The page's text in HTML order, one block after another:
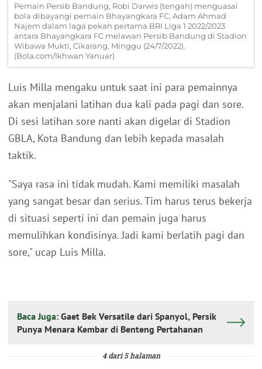
Pemain Persib Bandung, Robi Darwis (tengah) menguasai
bola dibayangi pemain Bhayangkara FC, Adam Ahmad
Najem dalam laga pekan pertama BRI Liga 1 2022/2023
antara Bhayangkara FC melawan Persib Bandung di Stadion
Wibawa Mukti, Cikarang, Minggu (24/7/2022).
(Bola.com/Ikhwan Yanuar)
Luis Milla mengaku untuk saat ini para pemainnya
akan menjalani latihan dua kali pada pagi dan sore.
Di sesi latihan sore nanti akan digelar di Stadion
GBLA, Kota Bandung dan lebih kepada masalah
taktik.
"Saya rasa ini tidak mudah. Kami memiliki masalah
yang sangat besar dan serius. Tim harus terus bekerja
di situasi seperti ini dan pemain juga harus
memulihkan kondisinya. Jadi kami berlatih pagi dan
sore," ucap Luis Milla.
Baca Juga: Gaet Bek Versatile dari Spanyol, Persik
Punya Menara Kembar di Benteng Pertahanan
4 dari 5 halaman